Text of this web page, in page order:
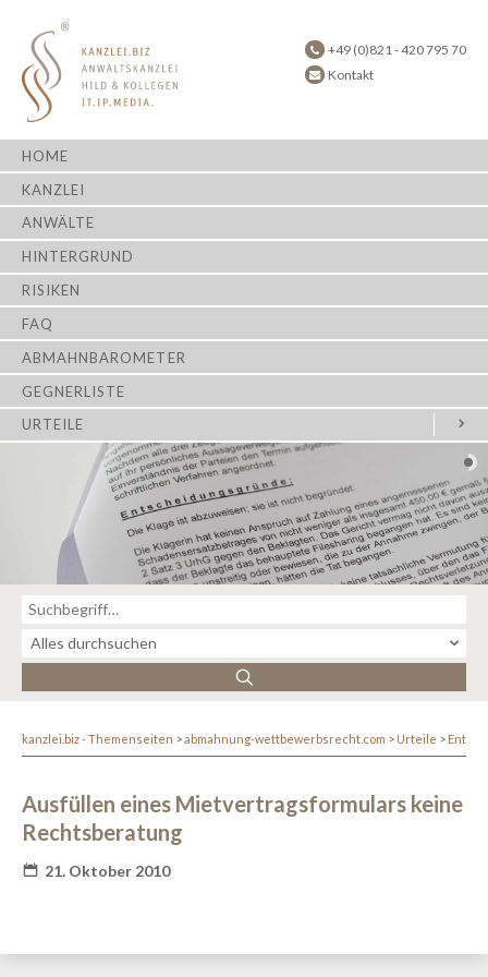
+49 (0)821 - 420 795 70
Kontakt
HOME
KANZLEI
ANWÄLTE
HINTERGRUND
RISIKEN
FAQ
ABMAHNBAROMETER
GEGNERLISTE
URTEILE
kanzlei.biz - Themenseiten abmahnung-wettbewerbsrecht.com Urteile
Ausfüllen eines Mietvertragsformulars keine
Rechtsberatung
21. Oktober 2010